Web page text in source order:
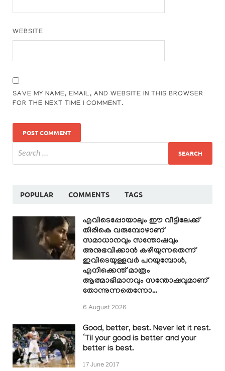
WEBSITE
SAVE MY NAME, EMAIL, AND WEBSITE IN THIS BROWSER
FOR THE NEXT TIME I COMMENT.
POPULAR COMMENTS TAGS
എവിടെപ്പോയാലും ഈ വീട്ടിലേക്ക്
തിരികെ വരുമ്പോഴാണ്
സമാധാനവും സന്തോഷവും
അനുഭവിക്കാൻ കഴിയുന്നതെന്ന്
ഇവിടെയുള്ളവർ പറയുമ്പോൾ,
എനിക്കെന്ത് മാത്രം
ആത്മാഭിമാനവും സന്തോഷവുമാണ്
തോന്നുന്നതെന്നോ…
6 August 2026
Good, better, best. Never let it rest.
‘Til your good is better and your
better is best.
17 June 2017